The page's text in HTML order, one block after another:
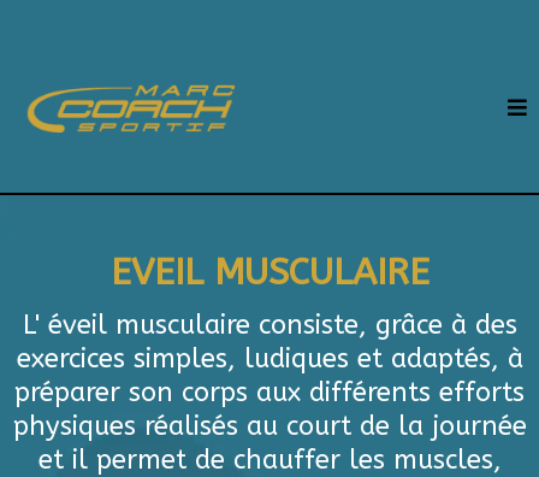
EVEIL MUSCULAIRE
L' éveil musculaire consiste, grâce à des
exercices simples, ludiques et adaptés, à
préparer son corps aux différents efforts
physiques réalisés au court de la journée
et il permet de chauffer les muscles,